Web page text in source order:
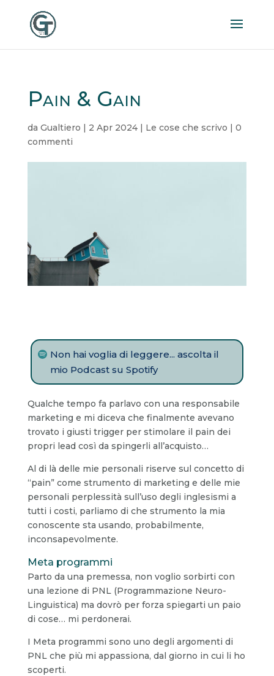
Pain & Gain
da Gualtiero | 2 Apr 2024| Le cose che scrivo | 0
commenti
Non hai voglia di leggere... ascolta il
mio Podcast su Spotify
Qualche tempo fa parlavo con una responsabile
marketing e mi diceva che finalmente avevano
trovato i giusti trigger per stimolare il pain dei
propri lead così da spingerli all’acquisto…
Al di là delle mie personali riserve sul concetto di
“pain” come strumento di marketing e delle mie
personali perplessità sull’uso degli inglesismi a
tutti i costi, parliamo di che strumento la mia
conoscente sta usando, probabilmente,
inconsapevolmente.
Meta programmi
Parto da una premessa, non voglio sorbirti con
una lezione di PNL (Programmazione Neuro-
Linguistica) ma dovrò per forza spiegarti un paio
di cose… mi perdonerai.
I Meta programmi sono uno degli argomenti di
PNL che più mi appassiona, dal giorno in cui li ho
scoperti.